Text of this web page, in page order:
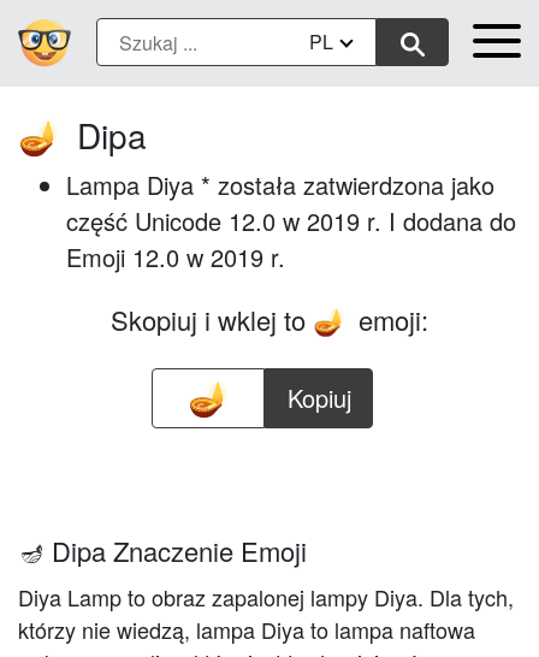
PL
🪔 Dipa
Lampa Diya * została zatwierdzona jako
część Unicode 12.0 w 2019 r. I dodana do
Emoji 12.0 w 2019 r.
Skopiuj i wklej to 🪔 emoji:
Kopiuj
🪔 Dipa Znaczenie Emoji
Diya Lamp to obraz zapalonej lampy Diya. Dla tych,
którzy nie wiedzą, lampa Diya to lampa naftowa